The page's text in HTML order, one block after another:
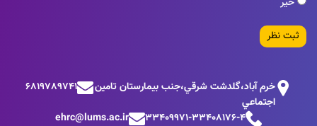
ثبت نظر
خرم آباد،گلدشت شرقي،جنب بيمارستان تامين
اجتماعي
6819789741
33409971-33408176-4
ehrc@lums.ac.ir